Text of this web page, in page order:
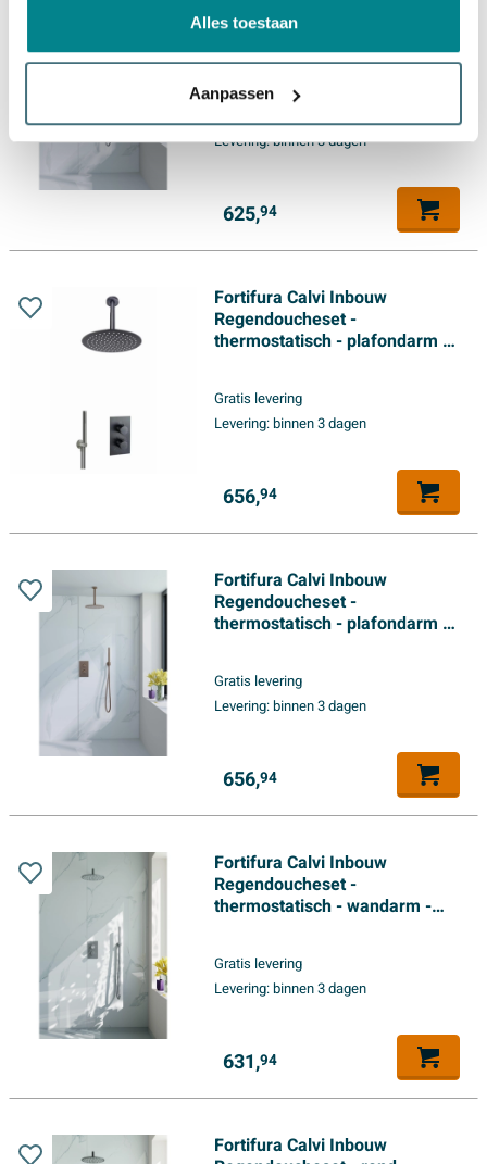
Alles toestaan
Aanpassen
Fortifura Calvi Inbouw
Regendoucheset -
thermostatisch - wandarm -
handdouche - gladde
doucheslang - Geborsteld
Gunmetal PVD
Levering:binnen 3 dagen
625,94
Fortifura Calvi Inbouw
Regendoucheset -
thermostatisch - plafondarm -
doucheslang - geborsteld
Gunmetal PVD
Gratis levering
Levering:binnen 3 dagen
656,94
Fortifura Calvi Inbouw
Regendoucheset -
thermostatisch - plafondarm -
doucheslang - geborsteld
koper PVD
Gratis levering
Levering:binnen 3 dagen
656,94
Fortifura Calvi Inbouw
Regendoucheset -
thermostatisch - wandarm -
doucheslang - geborsteld RVS
PVD
Gratis levering
Levering:binnen 3 dagen
631,94
Fortifura Calvi Inbouw